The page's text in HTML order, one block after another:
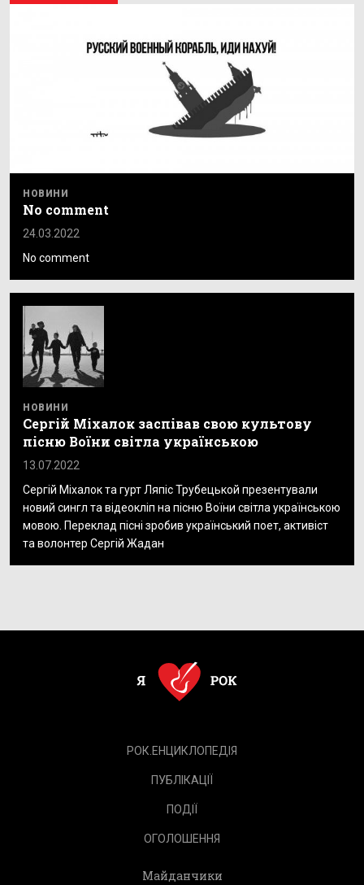
НОВИНИ
No comment
24.03.2022
No comment
НОВИНИ
Сергій Міхалок заспівав свою культову
пісню Воїни світла українською
13.07.2022
Сергій Міхалок та гурт Ляпіс Трубецькой презентували
новий сингл та відеокліп на пісню Воїни світла українською
мовою. Переклад пісні зробив український поет, активіст
та волонтер Сергій Жадан
РОК.ЕНЦИКЛОПЕДІЯ
ПУБЛІКАЦІЇ
ПОДІЇ
ОГОЛОШЕННЯ
Майданчики